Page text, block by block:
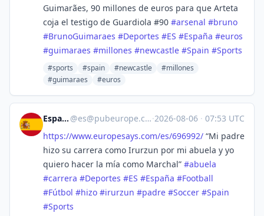
Guimarães, 90 millones de euros para que Arteta
coja el testigo de Guardiola #90 #arsenal #bruno
#BrunoGuimaraes #Deportes #ES #España #euros
#guimaraes #millones #newcastle #Spain #Sports
#sports #spain #newcastle
#millones
#guimaraes
#euros
España @es@pubeurope.com ·2026-08-06 · 07:53 UTC
https://www.europesays.com/es/696992/ “Mi padre
hizo su carrera como Irurzun por mi abuela y yo
quiero hacer la mía como Marchal” #abuela
#carrera #Deportes #ES #España #Football
#Fútbol #hizo #irurzun #padre #Soccer #Spain
#Sports